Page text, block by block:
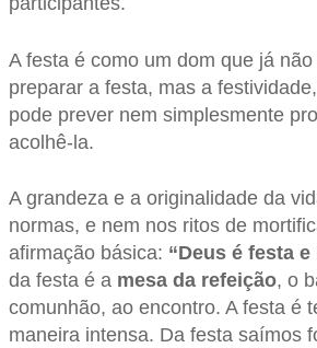
A festa é como um dom que já
preparar a festa, mas a
pode prever nem simplesmente
acolhê-la.
A grandeza e a originalidade da
normas, e nem nos ritos de
afirmação básica: “Deus é festa
da festa é a mesa da refeição, o
comunhão, ao encontro. A festa é
maneira intensa. Da festa saímos